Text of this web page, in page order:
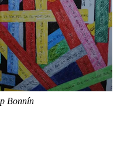
Bonnín